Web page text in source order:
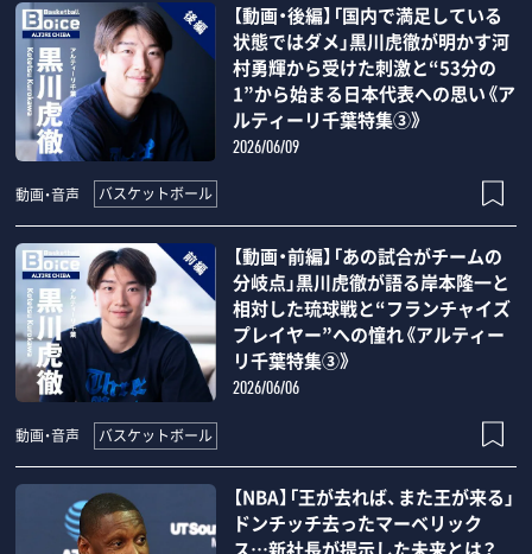
【動画・後編】「国内で満足している
状態ではダメ」黒川虎徹が明かす河
村勇輝から受けた刺激と“53分の
1”から始まる日本代表への思い《ア
ルティーリ千葉特集③》
2026/06/09
動画・音声 バスケットボール
【動画・前編】「あの試合がチームの
分岐点」黒川虎徹が語る岸本隆一と
相対した琉球戦と“フランチャイズ
プレイヤー”への憧れ《アルティー
リ千葉特集③》
2026/06/06
動画・音声 バスケットボール
【NBA】「王が去れば、また王が来る」
ドンチッチ去ったマーベリック